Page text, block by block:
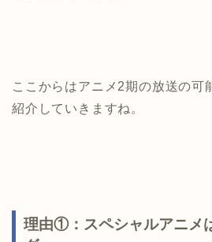
ここからはアニメ2期の放送の可
紹介していきますね。
理由①：スペシャルアニメ